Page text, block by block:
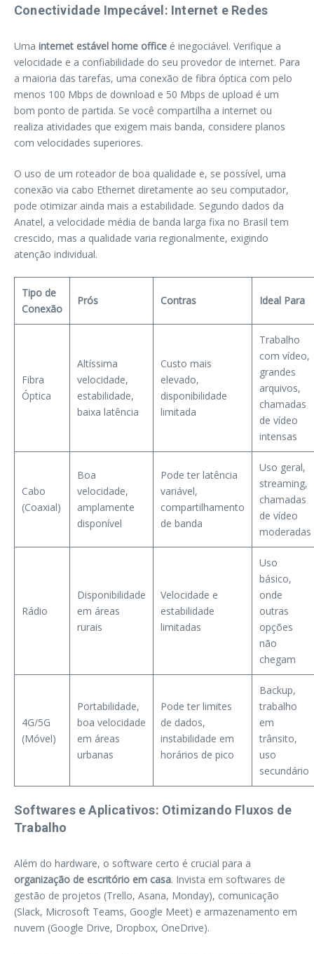
Conectividade Impecável: Internet e Redes
Uma internet estável home office é inegociável. Verifique a
velocidade e a confiabilidade do seu provedor de internet. Para
a maioria das tarefas, uma conexão de fibra óptica com pelo
menos 100 Mbps de download e 50 Mbps de upload é um
bom ponto de partida. Se você compartilha a internet ou
realiza atividades que exigem mais banda, considere planos
com velocidades superiores.
O uso de um roteador de boa qualidade e, se possível, uma
conexão via cabo Ethernet diretamente ao seu computador,
pode otimizar ainda mais a estabilidade. Segundo dados da
Anatel, a velocidade média de banda larga fixa no Brasil tem
crescido, mas a qualidade varia regionalmente, exigindo
atenção individual.
Tipo de
Conexão
Prós Contras Ideal Para
Fibra
Óptica
Altíssima
velocidade,
estabilidade,
baixa latência
Custo mais
elevado,
disponibilidade
limitada
Trabalho
com vídeo,
grandes
arquivos,
chamadas
de vídeo
intensas
Cabo
(Coaxial)
Boa
velocidade,
amplamente
disponível
Pode ter latência
variável,
compartilhamento
de banda
Uso geral,
streaming,
chamadas
de vídeo
moderadas
Rádio
Disponibilidade
em áreas
rurais
Velocidade e
estabilidade
limitadas
Uso
básico,
onde
outras
opções
não
chegam
4G/5G
(Móvel)
Portabilidade,
boa velocidade
em áreas
urbanas
Pode ter limites
de dados,
instabilidade em
horários de pico
Backup,
trabalho
em
trânsito,
uso
secundário
Softwares e Aplicativos: Otimizando Fluxos de
Trabalho
Além do hardware, o software certo é crucial para a
organização de escritório em casa. Invista em softwares de
gestão de projetos (Trello, Asana, Monday), comunicação
(Slack, Microsoft Teams, Google Meet) e armazenamento em
nuvem (Google Drive, Dropbox, OneDrive).